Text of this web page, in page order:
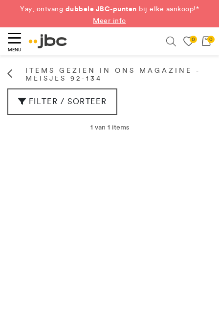
Yay, ontvang dubbele JBC-punten bij elke aankoop!*
Meer info
MENU
0 0
ITEMS GEZIEN IN ONS MAGAZINE -
MEISJES 92-134
FILTER / SORTEER
1 van 1 items